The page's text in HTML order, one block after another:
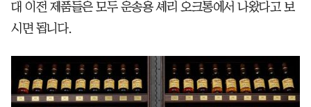
대 이전 제품들은 모두 운송용 셰리 오크통에서 나왔다고 보
시면 됩니다.